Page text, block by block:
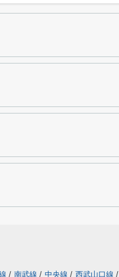
/ 南武線 / 中央線 / 西武山口線 /